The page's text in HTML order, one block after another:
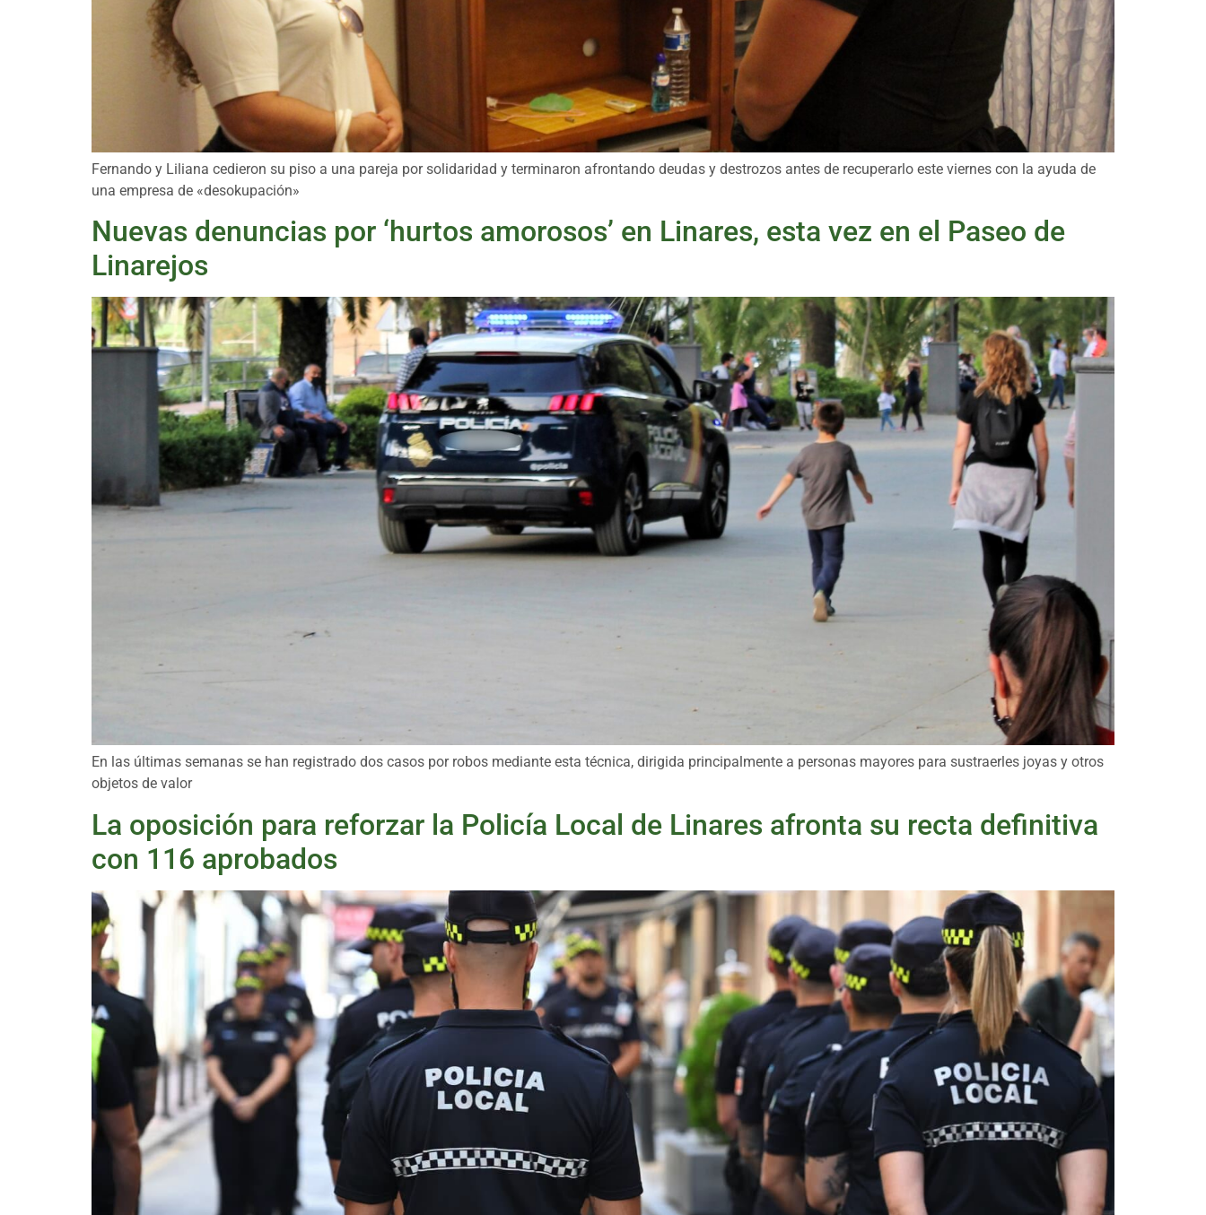
Fernando y Liliana cedieron su piso a una pareja por solidaridad y terminaron afrontando deudas y destrozos antes de recuperarlo este viernes con la ayuda de
una empresa de «desokupación»
Nuevas denuncias por ‘hurtos amorosos’ en Linares, esta vez en el Paseo de
Linarejos
En las últimas semanas se han registrado dos casos por robos mediante esta técnica, dirigida principalmente a personas mayores para sustraerles joyas y otros
objetos de valor
La oposición para reforzar la Policía Local de Linares afronta su recta definitiva
con 116 aprobados